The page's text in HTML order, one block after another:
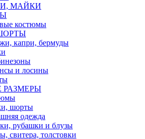
МАЙКИ
костюмы
капри, бермуды
и лосины
РАЗМЕРЫ
шорты
одежда
рубашки и блузы
свитера, толстовки